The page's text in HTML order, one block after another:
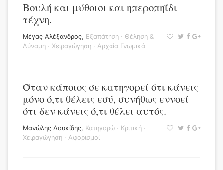
Βουλή και μύθοισι και ηπεροπηΐδι
τέχνη.
Μέγας Αλέξανδρος, Εξαπάτηση · Θέληση &
Δύναμη · Χειραγώγηση · Αρχαία Γνωμικά
Όταν κάποιος σε κατηγορεί ότι κάνεις
μόνο ό,τι θέλεις εσύ, συνήθως εννοεί
ότι δεν κάνεις ό,τι θέλει αυτός.
Μανώλης Δουκίδης, Κατηγορώ · Κριτική ·
Χειραγώγηση · Αφορισμοί